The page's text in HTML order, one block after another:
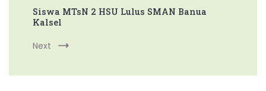
Siswa MTsN 2 HSU Lulus SMAN Banua
Kalsel
Next